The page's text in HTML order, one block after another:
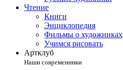
Чтение
Книги
Энциклопедия
Фильмы о художниках
Учимся рисовать
Артклуб
Наши современники